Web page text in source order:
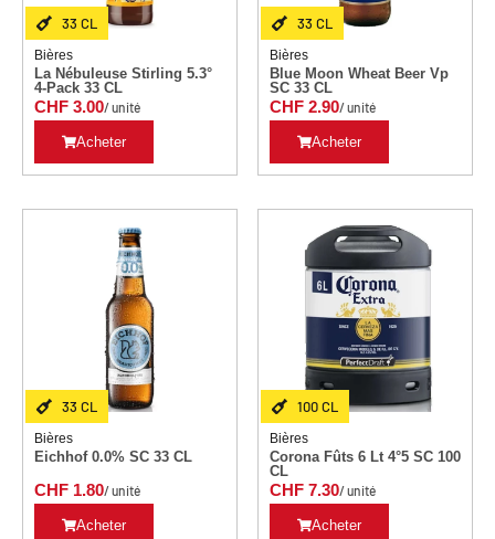
33 CL
Bières
La Nébuleuse Stirling 5.3°
4-Pack 33 CL
CHF 3.00/ unité
Acheter
33 CL
Bières
Blue Moon Wheat Beer Vp
SC 33 CL
CHF 2.90/ unité
Acheter
33 CL
Bières
Eichhof 0.0% SC 33 CL
CHF 1.80/ unité
Acheter
100 CL
Bières
Corona Fûts 6 Lt 4°5 SC 100
CL
CHF 7.30/ unité
Acheter